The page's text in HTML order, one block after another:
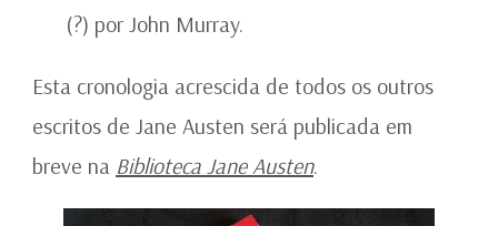
(?) por John Murray.
Esta cronologia acrescida de todos os outros
escritos de Jane Austen será publicada em
breve na Biblioteca Jane Austen.